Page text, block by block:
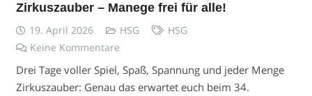
Zirkuszauber – Manege frei für alle!
19. April 2026 HSG
HSG
Keine Kommentare
Drei Tage voller Spiel, Spaß, Spannung und jeder Menge
Zirkuszauber: Genau das erwartet euch beim 34.